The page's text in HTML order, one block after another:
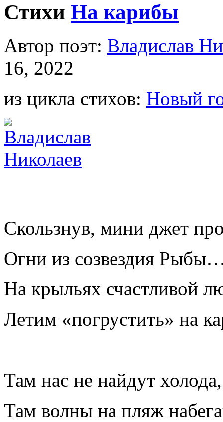
Стихи На карибы
Автор поэт: Владислав
16, 2022
из цикла стихов: Новый
Скользнув, мини джет
Огни из созвездия
На крыльях счастливой
Летим «погрустить» на
Там нас не найдут
Там волны на пляж